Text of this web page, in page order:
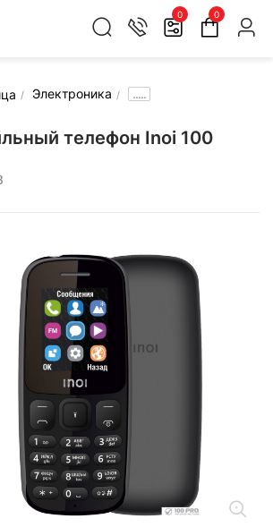
0 0
Электроника .....
телефон Inoi 100